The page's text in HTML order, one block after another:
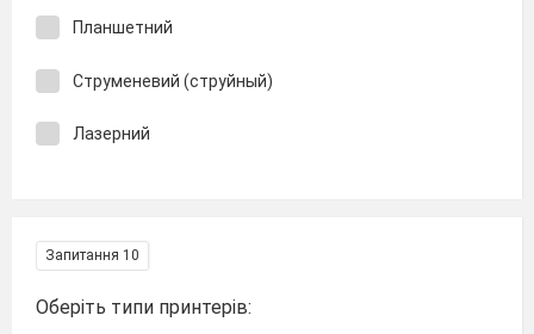
Планшетний
Струменевий (струйный)
Лазерний
Запитання 10
Оберіть типи принтерів: